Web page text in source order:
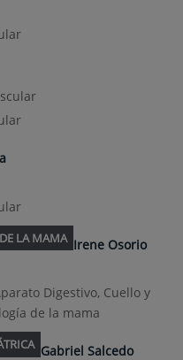
LA MAMA Irene Osorio
Digestivo, Cuello y
de la mama
Gabriel Salcedo